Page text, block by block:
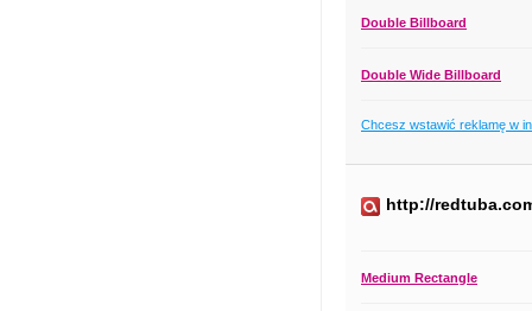
Double Billboard
Double Wide Billboard
Chcesz wstawić reklamę w
http://
Medium Rectangle